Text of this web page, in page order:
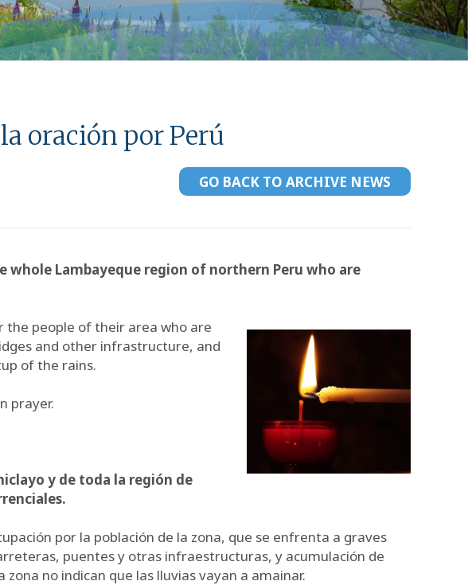
oración por Perú
GO BACK TO ARCHIVE NEWS
Lambayeque region of northern Peru who are
the people of their area who are
and other infrastructure, and
of the rains.
prayer.
y de toda la región de
por la población de la zona, que se enfrenta a graves
puentes y otras infraestructuras, y acumulación de
no indican que las lluvias vayan a amainar.